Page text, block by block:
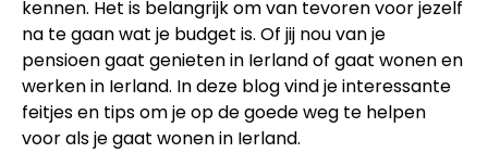
kennen. Het is belangrijk om van tevoren voor jezelf
na te gaan wat je budget is. Of jij nou van je
pensioen gaat genieten in Ierland of gaat wonen en
werken in Ierland. In deze blog vind je interessante
feitjes en tips om je op de goede weg te helpen
voor als je gaat wonen in Ierland.